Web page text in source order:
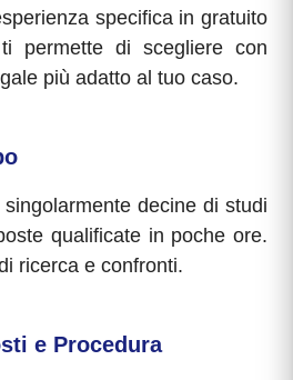
specifica in gratuito
permette di scegliere con
più adatto al tuo caso.
decine di studi
qualificate in poche ore.
ricerca e confronti.
e Procedura